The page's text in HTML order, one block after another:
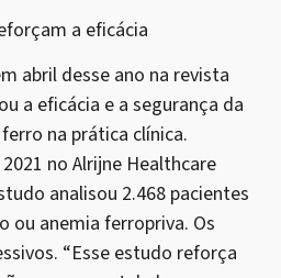
a eficácia
abril desse ano na revista
a eficácia e a segurança da
na prática clínica.
no Alrijne Healthcare
analisou 2.468 pacientes
ou anemia ferropriva. Os
“Esse estudo reforça